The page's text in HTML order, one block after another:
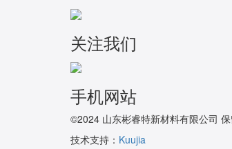
关注我们
手机网站
©2024 山东彬睿特新材料有限公司
技术支持： Kuujia